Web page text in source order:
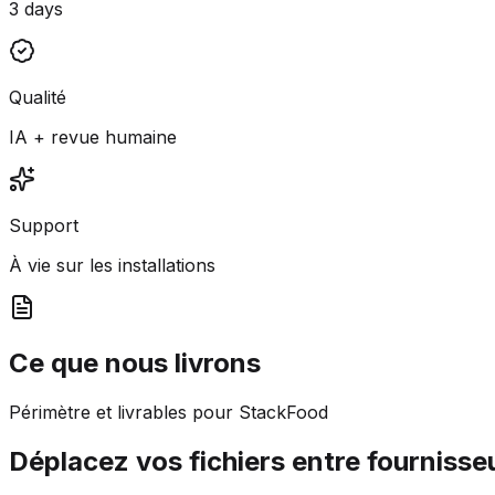
3 days
Qualité
IA + revue humaine
Support
À vie sur les installations
Ce que nous livrons
Périmètre et livrables pour StackFood
Déplacez vos fichiers entre